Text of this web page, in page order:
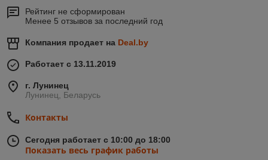
Рейтинг не сформирован
Менее 5 отзывов за последний год
Компания продает на Deal.by
Работает с 13.11.2019
г. Лунинец
Лунинец, Беларусь
Контакты
Сегодня работает с 10:00 до 18:00
Показать весь график работы